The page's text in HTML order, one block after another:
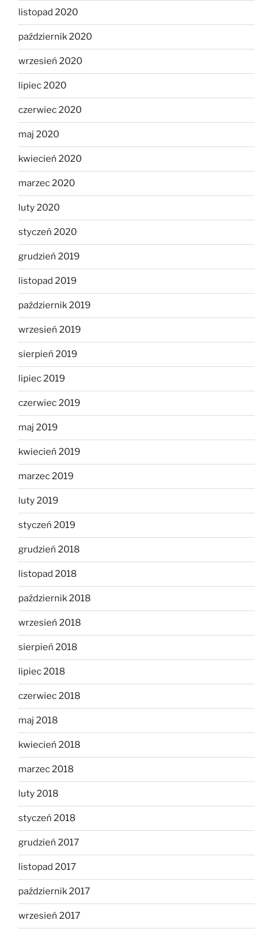
listopad 2020
październik 2020
wrzesień 2020
lipiec 2020
czerwiec 2020
maj 2020
kwiecień 2020
marzec 2020
luty 2020
styczeń 2020
grudzień 2019
listopad 2019
październik 2019
wrzesień 2019
sierpień 2019
lipiec 2019
czerwiec 2019
maj 2019
kwiecień 2019
marzec 2019
luty 2019
styczeń 2019
grudzień 2018
listopad 2018
październik 2018
wrzesień 2018
sierpień 2018
lipiec 2018
czerwiec 2018
maj 2018
kwiecień 2018
marzec 2018
luty 2018
styczeń 2018
grudzień 2017
listopad 2017
październik 2017
wrzesień 2017